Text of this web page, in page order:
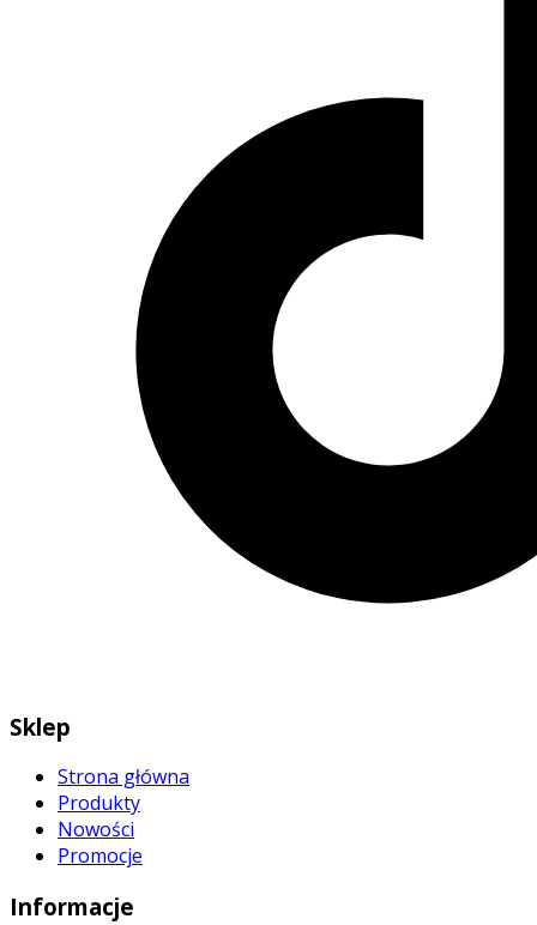
Sklep
Strona główna
Produkty
Nowości
Promocje
Informacje